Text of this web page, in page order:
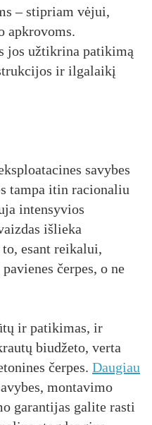
– stipriam vėjui,
apkrovoms.
jos užtikrina patikimą
ir ilgalaikį
savybes
tampa itin racionaliu
intensyvios
išlieka
esant reikalui,
čerpes, o ne
ir patikimas, ir
biudžeto, verta
čerpes. Daugiau
montavimo
garantijas galite rasti